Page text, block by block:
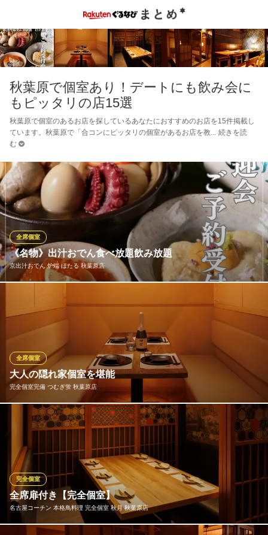
秋葉原で個室あり！デートにも飲み会に
もピッタリの店15選
秋葉原で個室のあるお店を探しているあなたにおすすめのお店を15件掲載し
ています。秋葉原で「合コンにピッタリの個室があるお店を教
続きを読
む
《名物》出汁おでん食べ放題飲み放題
京出汁おでん 炉端 ほたる 秋葉原店
全席個室
“今味わいたい” 旬の食材をふんだんに盛り込んだ、宴会におすす
めの飲み放題付コースが充実！当店自慢の海鮮料理はもちろん、
名物「京風おでん食べ放題」が入ったコースもご用意しておりま
す。2名様からの少人数から、最大100名様までの大人数の貸切宴
会まで対応可能！30名様までの完全個室でご案内も出来ます。
京出汁おでん 炉端 ほたる 秋葉原店
秋葉原駅前《完全個室》
ＪＲ秋葉原駅 徒歩1分
東京都千代田区神田佐久間町1-24 GATO秋葉原ビル4F
大人の隠れ家個室を堪能
完全個室完備 つむぎ蛍 秋葉原店
全席個室
厳選した食材とこだわりの出汁を活かした和食料理をご提供。素
材本来の味わいを大切に、一品一品丁寧に仕上げています。完全
個室の落ち着いた空間で、ゆったりとしたひとときをお楽しみく
ださい。
完全個室完備 つむぎ蛍 秋葉原店
ＪＲ秋葉原駅 徒歩1分
東京都千代田区神田佐久間町1-24 GATO秋葉原ビル4F
全席扉付き【完全個室】
名古屋コーチン 本格鳥料理 完全個室 秋月 秋葉原店
完全個室